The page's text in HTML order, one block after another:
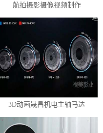
航拍摄影摄像视频制作
3D动画晟昌机电主轴马达